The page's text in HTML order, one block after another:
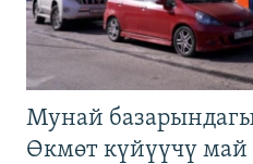
Мунай
Өкмөт күйүүчү